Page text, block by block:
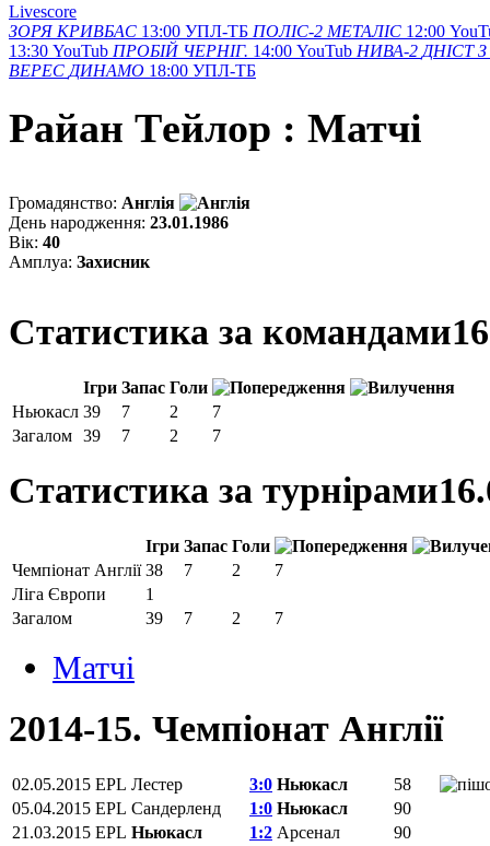
Livescore
ЗОРЯ КРИВБАС 13:00 УПЛ-ТБ ПОЛІС-2 МЕТАЛІС 12:00
13:30 YouTub ПРОБІЙ ЧЕРНІГ. 14:00 YouTub НИВА-2 ДНІСТ З
ВЕРЕС ДИНАМО 18:00 УПЛ-ТБ
Райан Тeйлор : Матчi
Громадянство: Англія
День народження: 23.01.1986
Вік: 40
Амплуа: Захисник
Статистика за командами
Ігри Запас Голи
Ньюкасл 39 7 2
7
Загалом 39 7 2 7
Статистика за турнірами
Ігри Запас Голи
Чемпіонат Англії 38 7 2
7
Ліга Європи
1
Загалом
39 7 2 7
Матчi
2014-15. Чемпіонат Англії
02.05.2015 EPL Лестер 3:0 Ньюкасл
58
05.04.2015 EPL Сандерленд 1:0 Ньюкасл
90
21.03.2015 EPL Ньюкасл 1:2 Арсенал 90